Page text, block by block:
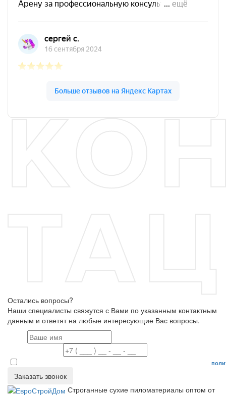
Остались вопросы?
Наши специалисты свяжутся с Вами по указанным контактным
данным и ответят на любые интересующие Вас вопросы.
Даю согласие на обработку персональных данных в соответствие с
Заказать звонок
Строганные сухие пиломатериалы оптом от